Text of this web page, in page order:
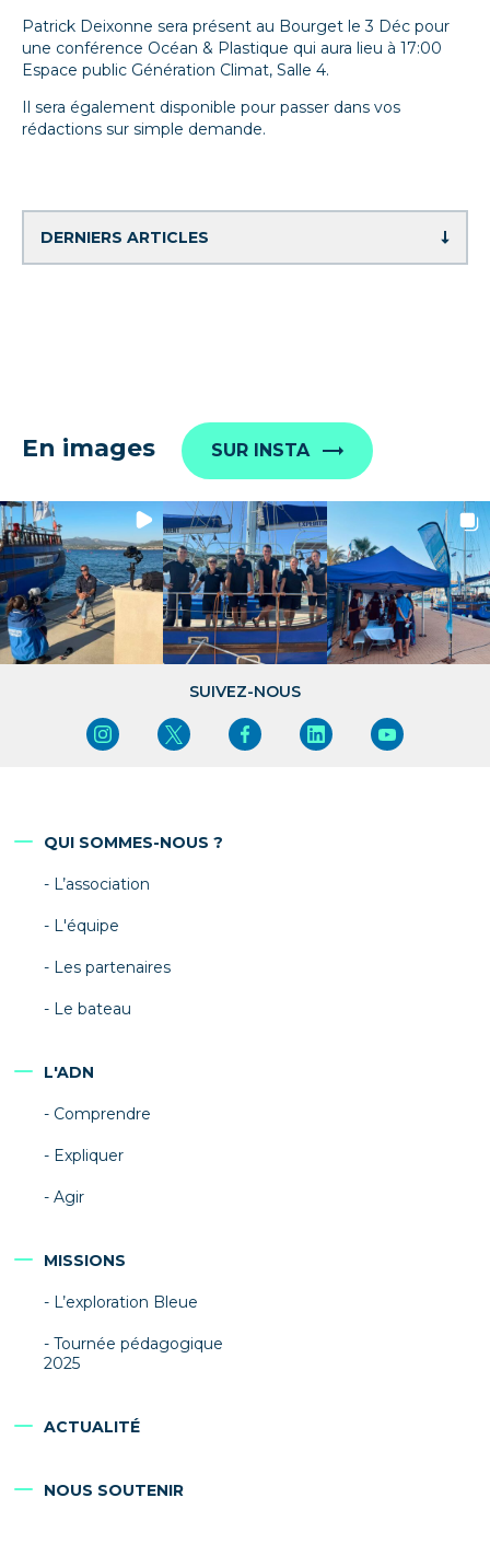
Patrick Deixonne sera présent au Bourget le 3 Déc pour
une conférence Océan & Plastique qui aura lieu à 17:00
Espace public Génération Climat, Salle 4.
Il sera également disponible pour passer dans vos
rédactions sur simple demande.
En images SUR INSTA
SUIVEZ-NOUS
QUI SOMMES-NOUS ?
L’association
L'équipe
Les partenaires
Le bateau
L'ADN
Comprendre
Expliquer
Agir
MISSIONS
L’exploration Bleue
Tournée pédagogique
2025
ACTUALITÉ
NOUS SOUTENIR